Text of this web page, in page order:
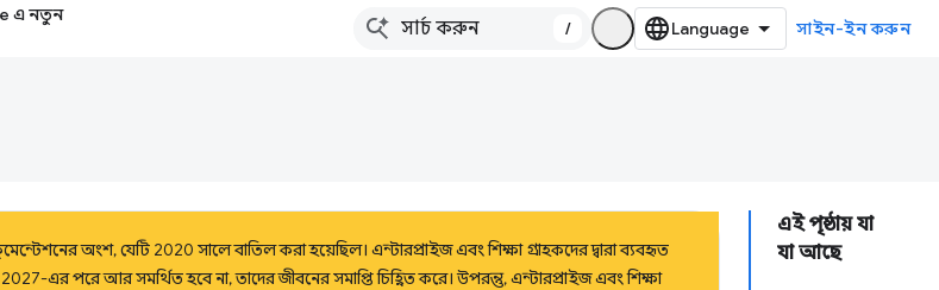
এ নতুন
/ সাইন-ইন করুন
এই পৃষ্ঠায় যা
যা আছে
অংশ, যেটি 2020 সালে বাতিল করা হয়েছিল। এন্টারপ্রাইজ এবং শিক্ষা গ্রাহকদের দ্বারা ব্যবহৃত
এর পরে আর সমর্থিত হবে না, তাদের জীবনের সমাপ্তি চিহ্নিত করে। উপরন্তু, এন্টারপ্রাইজ এবং শিক্ষা